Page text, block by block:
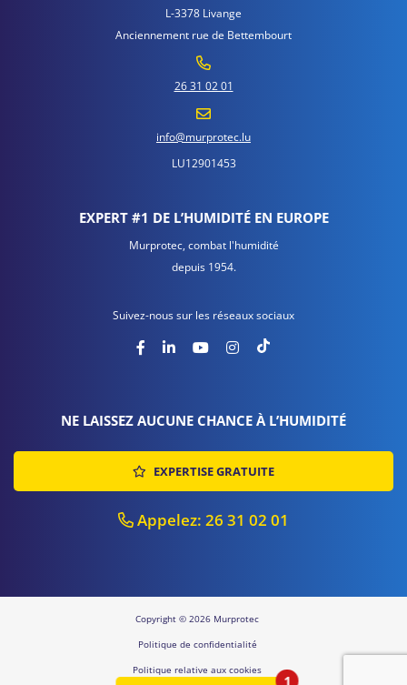
L-3378 Livange
Anciennement rue de Bettembourt
26 31 02 01
info@murprotec.lu
LU12901453
EXPERT #1 DE L’HUMIDITÉ EN EUROPE
Murprotec, combat l'humidité
depuis 1954.
Suivez-nous sur les réseaux sociaux
NE LAISSEZ AUCUNE CHANCE À L’HUMIDITÉ
EXPERTISE GRATUITE
Appelez: 26 31 02 01
Copyright © 2026 Murprotec
Politique de confidentialité
Politique relative aux cookies
1